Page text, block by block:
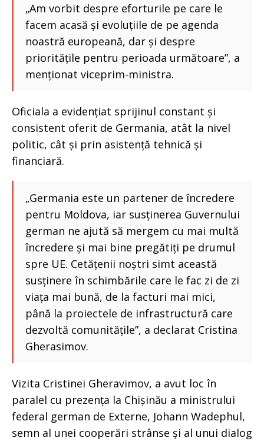
„Am vorbit despre eforturile pe care le
facem acasă și evoluțiile de pe agenda
noastră europeană, dar și despre
prioritățile pentru perioada următoare”, a
menționat viceprim-ministra.
Oficiala a evidențiat sprijinul constant și
consistent oferit de Germania, atât la nivel
politic, cât și prin asistență tehnică și
financiară.
„Germania este un partener de încredere
pentru Moldova, iar susținerea Guvernului
german ne ajută să mergem cu mai multă
încredere și mai bine pregătiți pe drumul
spre UE. Cetățenii noștri simt această
susținere în schimbările care le fac zi de zi
viața mai bună, de la facturi mai mici,
până la proiectele de infrastructură care
dezvoltă comunitățile”, a declarat Cristina
Gherasimov.
Vizita Cristinei Gheravimov, a avut loc în
paralel cu prezența la Chișinău a ministrului
federal german de Externe, Johann Wadephul,
semn al unei cooperări strânse și al unui dialog